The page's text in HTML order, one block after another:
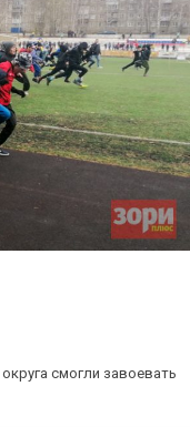
смогли завоевать